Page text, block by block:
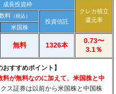
成長投資枠
クレカ積立
還元率
料（税込）
投資信託
米国株
無料 1326本
0.73〜
3.1％
すすめポイント】
料が無料なのに加えて、米国株と中
ス証券は以前から米国株と中国株